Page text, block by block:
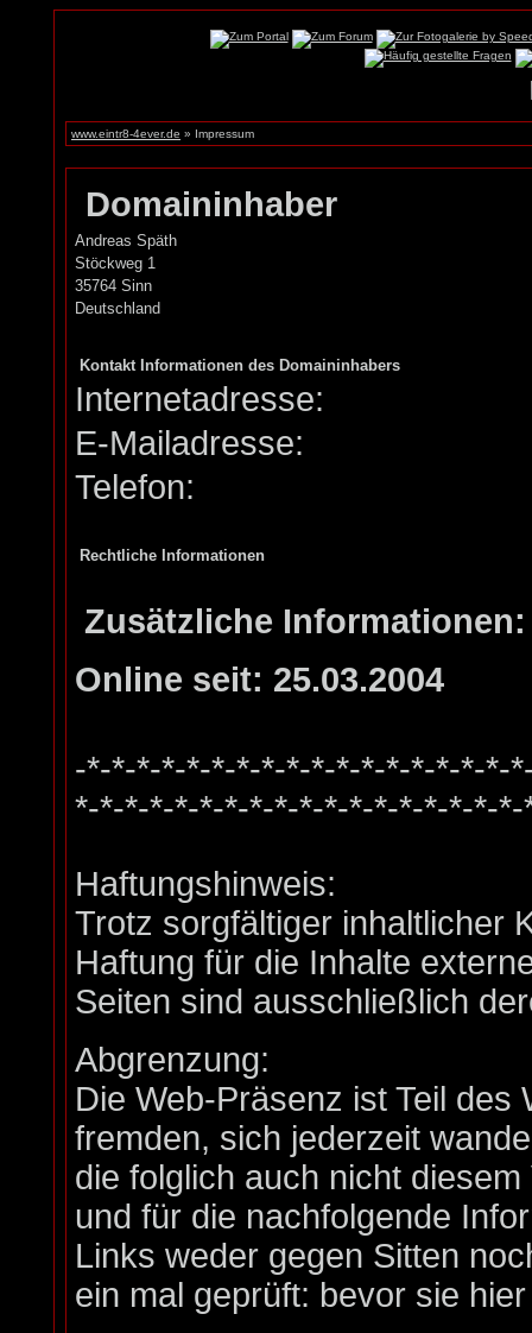
www.eintr8-4ever.de » Impressum
Domaininhaber
Andreas Späth
Stöckweg 1
35764 Sinn
Deutschland
Kontakt Informationen des Domaininhabers
Internetadresse:
E-Mailadresse:
Telefon:
Rechtliche Informationen
Zusätzliche Informationen:
Online seit: 25.03.2004
-*-*-*-*-*-*-*-*-*-*-*-*-*-*-*-*-*-
*-*-*-*-*-*-*-*-*-*-*-*-*-*-*-*-*-
Haftungshinweis:
Trotz sorgfältiger inhaltlicher
Haftung für die Inhalte
Seiten sind ausschließlich
Abgrenzung:
Die Web-Präsenz ist Teil
fremden, sich jederzeit
die folglich auch nicht
und für die nachfolgende
Links weder gegen Sitten
ein mal geprüft: bevor sie